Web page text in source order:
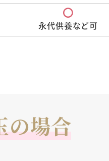
永代供養など可
の場合